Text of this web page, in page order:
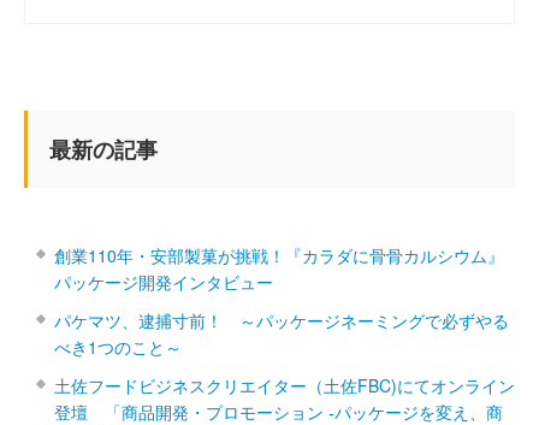
最新の記事
創業110年・安部製菓が挑戦！『カラダに骨骨カルシウム』
パッケージ開発インタビュー
パケマツ、逮捕寸前！ ～パッケージネーミングで必ずやる
べき1つのこと～
土佐フードビジネスクリエイター（土佐FBC)にてオンライン
登壇 「商品開発・プロモーション ‐パッケージを変え、商